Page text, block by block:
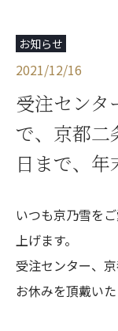
お知らせ
2021/12/16
受注センタ
で、京都二
日まで、
いつも京乃雪を
上げます。
受注センター、
お休みを頂戴いた